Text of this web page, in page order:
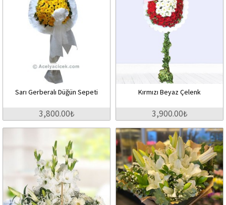
Sarı Gerberalı Düğün Sepeti
3,800.00₺
Kırmızı Beyaz Çelenk
3,900.00₺